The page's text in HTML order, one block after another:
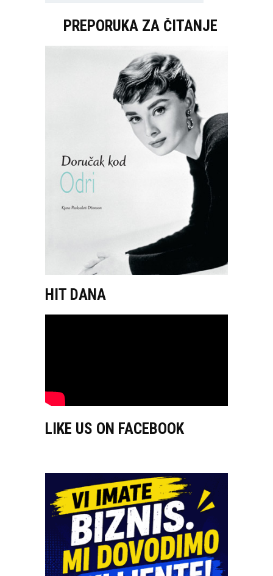
PREPORUKA ZA ČITANJE
HIT DANA
LIKE US ON FACEBOOK